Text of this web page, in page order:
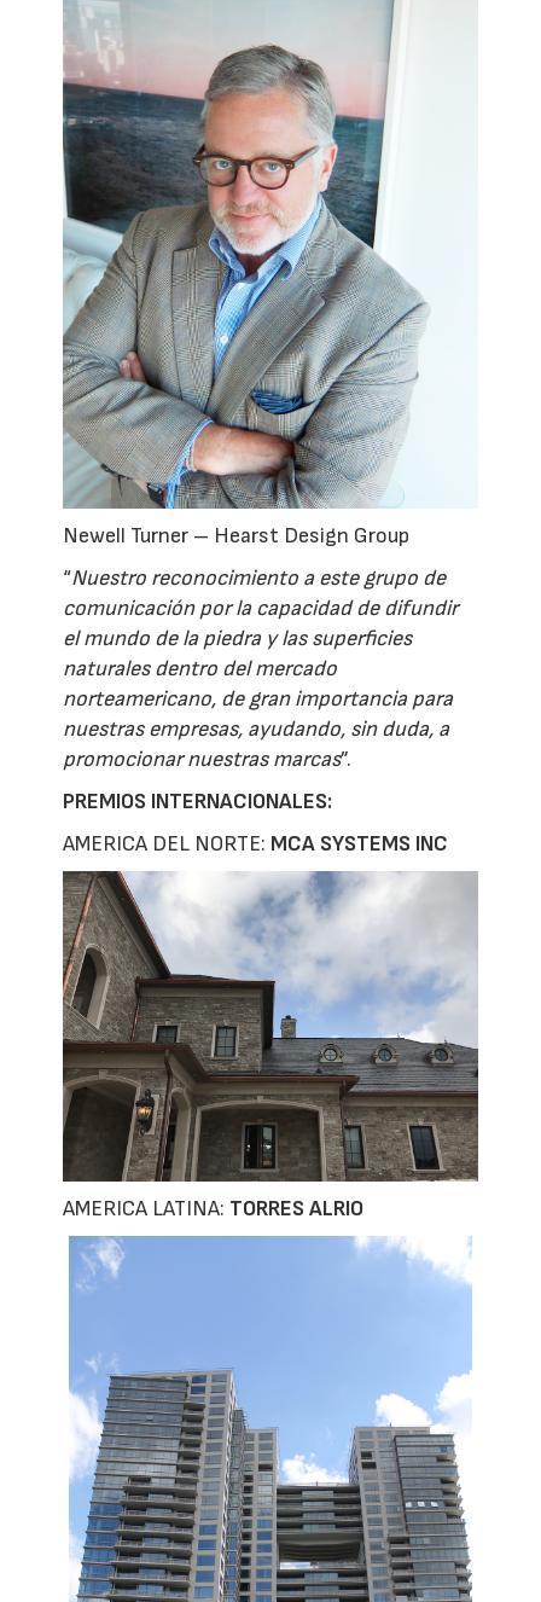
Newell Turner – Hearst Design Group
“Nuestro reconocimiento a este grupo de
comunicación por la capacidad de difundir
el mundo de la piedra y las superficies
naturales dentro del mercado
norteamericano, de gran importancia para
nuestras empresas, ayudando, sin duda, a
promocionar nuestras marcas”.
PREMIOS INTERNACIONALES:
AMERICA DEL NORTE: MCA SYSTEMS INC
AMERICA LATINA: TORRES ALRIO